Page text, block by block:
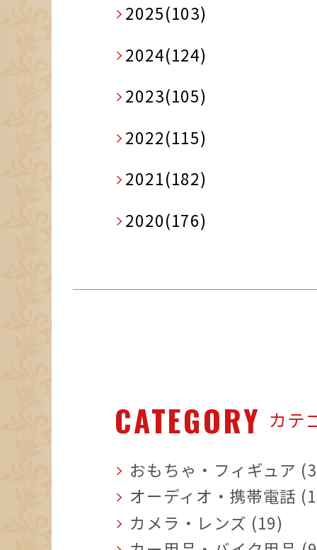
2025(103)
2024(124)
2023(105)
2022(115)
2021(182)
2020(176)
CATEGORY カテ
おもちゃ・フィギュア
オーディオ・携帯電話
カメラ・レンズ (19)